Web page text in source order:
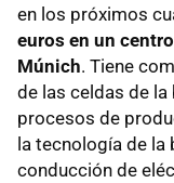
en los próximos
euros en un
Múnich. Tiene
de las celdas de
procesos de
la tecnología de la
conducción de